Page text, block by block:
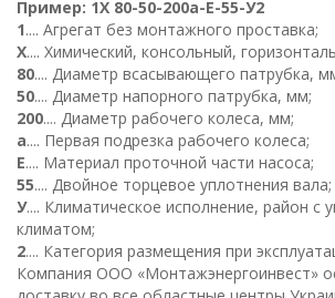
Пример: 1Х 80-50-200а-Е-55-У2
1.... Агрегат без монтажного проставка;
Х.... Химический, консольный,
80.... Диаметр всасывающего патрубка,
50.... Диаметр напорного патрубка, мм;
200.... Диаметр рабочего колеса, мм;
а.... Первая подрезка рабочего колеса;
Е.... Материал проточной части насоса;
55.... Двойное торцевое уплотнения вала;
У.... Климатическое исполнение, район с
климатом;
2.... Категория размещения при
Компания ООО «Монтажэнергоинвест»